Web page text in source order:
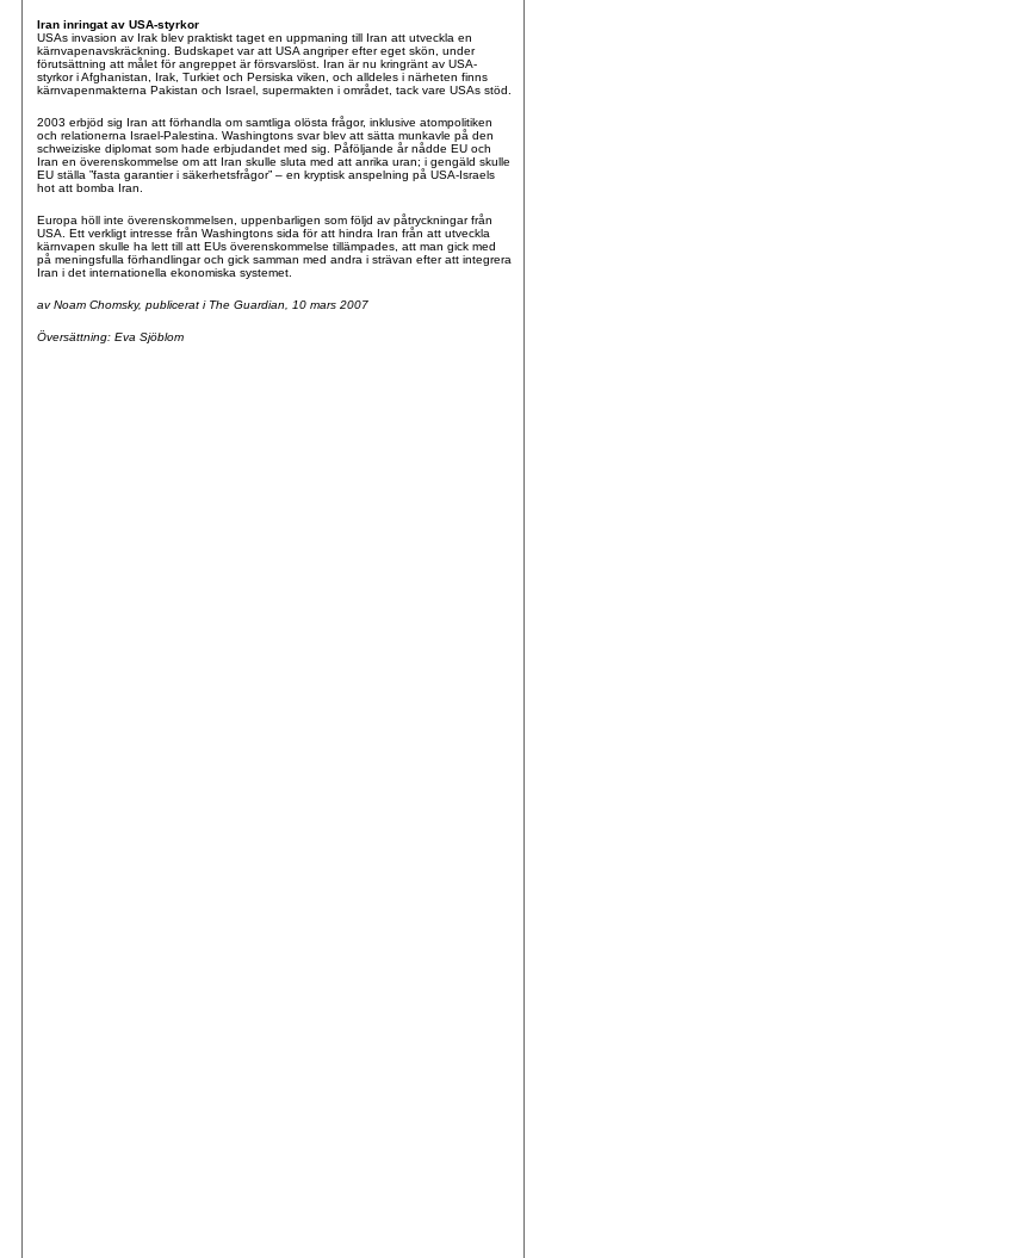
Iran inringat av USA-styrkor
USAs invasion av Irak blev praktiskt taget en uppmaning till Iran att utveckla en
kärnvapenavskräckning. Budskapet var att USA angriper efter eget skön, under
förutsättning att målet för angreppet är försvarslöst. Iran är nu kringränt av USA-
styrkor i Afghanistan, Irak, Turkiet och Persiska viken, och alldeles i närheten finns
kärnvapenmakterna Pakistan och Israel, supermakten i området, tack vare USAs stöd.
2003 erbjöd sig Iran att förhandla om samtliga olösta frågor, inklusive atompolitiken
och relationerna Israel-Palestina. Washingtons svar blev att sätta munkavle på den
schweiziske diplomat som hade erbjudandet med sig. Påföljande år nådde EU och
Iran en överenskommelse om att Iran skulle sluta med att anrika uran; i gengäld skulle
EU ställa ”fasta garantier i säkerhetsfrågor” – en kryptisk anspelning på USA-Israels
hot att bomba Iran.
Europa höll inte överenskommelsen, uppenbarligen som följd av påtryckningar från
USA. Ett verkligt intresse från Washingtons sida för att hindra Iran från att utveckla
kärnvapen skulle ha lett till att EUs överenskommelse tillämpades, att man gick med
på meningsfulla förhandlingar och gick samman med andra i strävan efter att integrera
Iran i det internationella ekonomiska systemet.
av Noam Chomsky, publicerat i The Guardian, 10 mars 2007
Översättning: Eva Sjöblom